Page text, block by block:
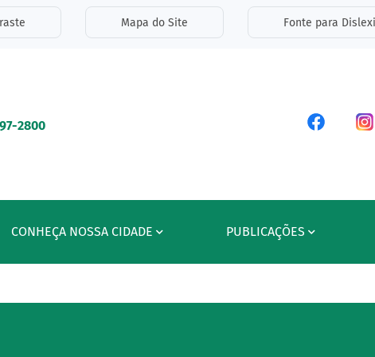
de acessibilidade
Mapa do Site Fonte para
2800
CONHEÇA NOSSA CIDADE PUBLICAÇÕES